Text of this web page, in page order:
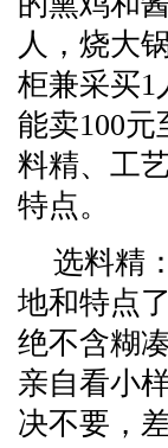
人，烧大
柜兼采买1
能卖100
料精、工
特点。
选料精
地和特点
绝不含糊
亲自看小
决不要，